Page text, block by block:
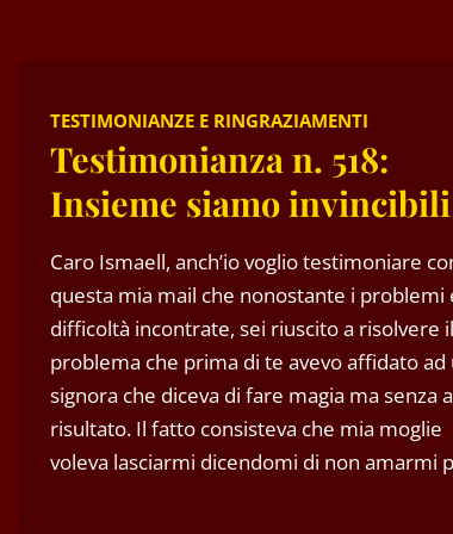
TESTIMONIANZE E RINGRAZIAMENTI
Testimonianza n. 518:
Insieme siamo invincibili
Caro Ismaell, anch’io voglio testimoniare
questa mia mail che nonostante i problemi
difficoltà incontrate, sei riuscito a risolvere
problema che prima di te avevo affidato ad
signora che diceva di fare magia ma senza
risultato. Il fatto consisteva che mia moglie
voleva lasciarmi dicendomi di non amarmi